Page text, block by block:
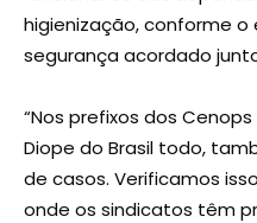
higienização, conforme
segurança acordado
“Nos prefixos dos
Diope do Brasil todo,
de casos. Verificamos
onde os sindicatos têm